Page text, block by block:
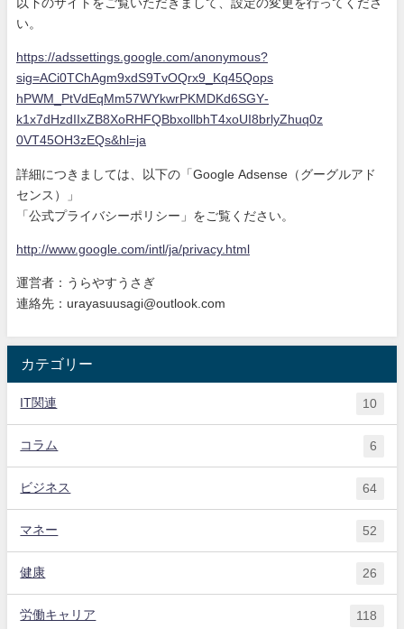
い
https://adssettings.google.com/anonymous?
sig=ACi0TChAgm9xdS9TvOQrx9_Kq45Qops
hPWM_PtVdEqMm57WYkwrPKMDKd6SGY-
k1x7dHzdIIxZB8XoRHFQBbxollbhT4xoUI8brlyZhuq0z
0VT45OH3zEQs&hl=ja
詳細につきましては、以下の「Google Adsense（グーグルアド
センス）」
「公式プライバシーポリシー」をご覧ください。
http://www.google.com/intl/ja/privacy.html
運営者：うらやすうさぎ
連絡先：urayasuusagi@outlook.com
カテゴリー
IT関連 10
コラム 6
ビジネス 64
マネー 52
健康 26
労働キャリア 118